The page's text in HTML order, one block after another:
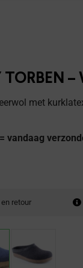
met
vandaag
retour